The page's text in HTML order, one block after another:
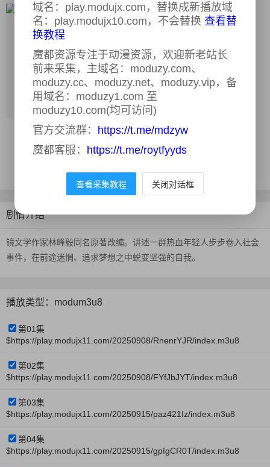
师大公园地下社会
全11集
大公園地下社會
导演：林正忠
主演：李玉玺,陈零九,吴思贤,姚爱寗,郭书
瑶,王可元,庄凯勋,林映彤,陈如山,曾少宗
类型：剧情
年份：2025
地区：中国台湾
剧情介绍
镜文学作家林峰毅同名原著改编。讲述一群热血年轻人步步卷入社会
事件，在前途迷惘、追求梦想之中蜕变坚强的自我。
播放类型：modum3u8
第01集
$https://play.modujx11.com/20250908/RnenrYJR/index.m3u8
第02集
$https://play.modujx11.com/20250908/FYfJbJYT/index.m3u8
第03集
$https://play.modujx11.com/20250915/paz421Iz/index.m3u8
第04集
$https://play.modujx11.com/20250915/gpIgCR0T/index.m3u8
域名：play.modujx.com，替换成新播放域
名：play.modujx10.com，不会替换 查看替
换教程
魔都资源专注于动漫资源，欢迎新老站长
前来采集，主域名：moduzy.com、
moduzy.cc、moduzy.net、moduzy.vip，备
用域名：moduzy1.com 至
moduzy10.com(均可访问)
官方交流群： https://t.me/mdzyw
魔都客服： https://t.me/roytfyyds
查看采集教程 关闭对话框